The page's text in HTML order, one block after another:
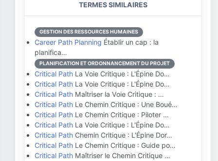
TERMES SIMILAIRES
GESTION DES RESSOURCES HUMAINES
Career Path Planning Établir un cap : la
planifica…
PLANIFICATION ET ORDONNANCEMENT DU PROJET
Critical Path La Voie Critique : L'Épine Do…
Critical Path La Voie Critique : L'Épine Do…
Critical Path Maîtriser la Voie Critique : …
Critical Path Le Chemin Critique : Une Boué…
Critical Path Le Chemin Critique : Piloter …
Critical Path La Voie Critique : L'Épine Do…
Critical Path Chemin Critique : L'Épine Dor…
Critical Path Le Chemin Critique : Guide po…
Critical Path Maîtriser le Chemin Critique …